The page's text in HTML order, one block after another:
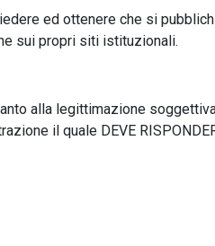
ed ottenere che si
sui propri siti istituzionali.
alla legittimazione
il quale DEVE